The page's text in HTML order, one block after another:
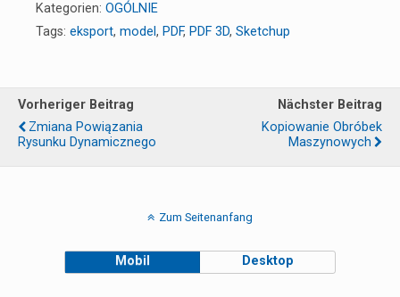
Kategorien: OGÓLNIE
Tags: eksport, model , PDF, PDF 3D, Sketchup
Vorheriger Beitrag
Zmiana Powiązania
Rysunku Dynamicznego
Nächster Beitrag
Kopiowanie Obróbek
Maszynowych
Zum Seitenanfang
Mobil Desktop